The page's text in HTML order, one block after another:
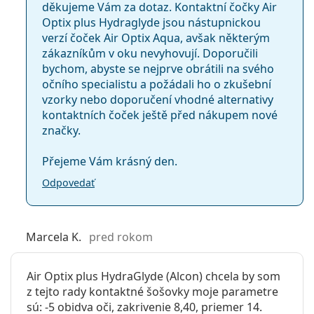
Často kladené otázky
Ako dlho môžete nosiť Air Optix Aqua?
Môžete spať v Air Optix Aqua?
Aký je rozdiel medzi balením troch kusov a
balením šiestich kusov Air Optix Aqua?
Ďalšie mesačné kontaktné šošovky
Avaira Vitality
Biofinity
Výrobca:
Alcon
krabičke:
6
Hmotnosť:
16 g
Ostatné
Kategória:
Silikón-hydrogélové
Sférické a asférické šošovky
děkujeme Vám za dotaz. Kontaktní čočky Air
Optix plus Hydraglyde jsou nástupnickou
verzí čoček Air Optix Aqua, avšak některým
zákazníkům v oku nevyhovují. Doporučili
bychom, abyste se nejprve obrátili na svého
očního specialistu a požádali ho o zkušební
vzorky nebo doporučení vhodné alternativy
kontaktních čoček ještě před nákupem nové
značky.
Přejeme Vám krásný den.
Odpovedať
Marcela K. pred rokom
Air Optix plus HydraGlyde (Alcon) chcela by som
z tejto rady kontaktné šošovky moje parametre
sú: -5 obidva oči, zakrivenie 8,40, priemer 14.